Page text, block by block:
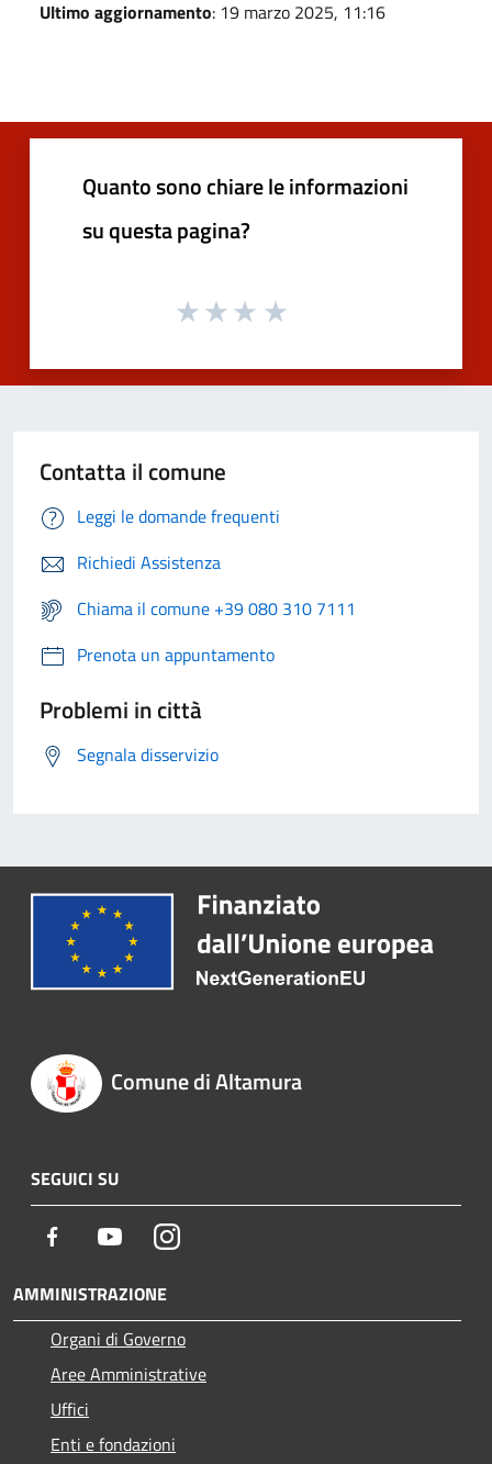
Ultimo aggiornamento: 19 marzo 2025, 11:16
Quanto sono chiare le informazioni
su questa pagina?
Contatta il comune
Leggi le domande frequenti
Richiedi Assistenza
Chiama il comune +39 080 310 7111
Prenota un appuntamento
Problemi in città
Segnala disservizio
Comune di Altamura
SEGUICI SU
Facebook YoutubeInstagram
AMMINISTRAZIONE
Organi di Governo
Aree Amministrative
Uffici
Enti e fondazioni